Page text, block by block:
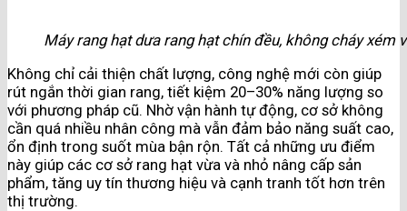
Máy rang hạt dưa rang hạt chín đều, không cháy xém
Không chỉ cải thiện chất lượng, công nghệ mới còn giúp
rút ngắn thời gian rang, tiết kiệm 20–30% năng lượng so
với phương pháp cũ. Nhờ vận hành tự động, cơ sở không
cần quá nhiều nhân công mà vẫn đảm bảo năng suất cao,
ổn định trong suốt mùa bận rộn. Tất cả những ưu điểm
này giúp các cơ sở rang hạt vừa và nhỏ nâng cấp sản
phẩm, tăng uy tín thương hiệu và cạnh tranh tốt hơn trên
thị trường.